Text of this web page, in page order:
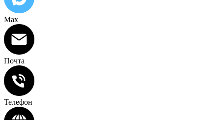
Max
Почта
Телефон